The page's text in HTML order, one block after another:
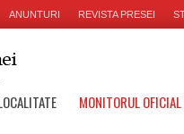
ANUNTURI REVISTA PRESEI
MONITORUL